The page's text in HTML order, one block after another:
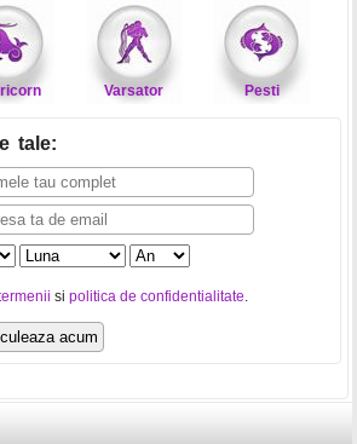
Varsator Pesti
tale:
si politica de confidentialitate.